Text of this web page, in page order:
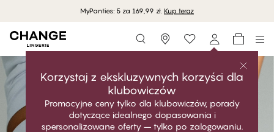
MyPanties: 5 za 169,99 zł. Kup teraz
Storefinder
Korzystaj z ekskluzywnych korzyści dla
klubowiczów
Promocyjne ceny tylko dla klubowiczów, porady
dotyczące idealnego dopasowania i
spersonalizowane oferty – tylko po zalogowaniu.